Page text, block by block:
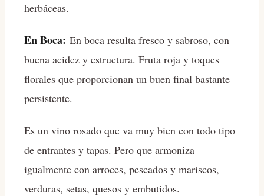
herbáceas.
En Boca: En boca resulta fresco y sabroso, con
buena acidez y estructura. Fruta roja y toques
florales que proporcionan un buen final bastante
persistente.
Es un vino rosado que va muy bien con todo tipo
de entrantes y tapas. Pero que armoniza
igualmente con arroces, pescados y mariscos,
verduras, setas, quesos y embutidos.